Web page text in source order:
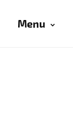
Menu